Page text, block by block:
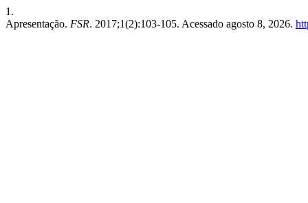
1.
Apresentação. FSR. 2017;1(2):103-105. Acessado agosto 8, 2026.